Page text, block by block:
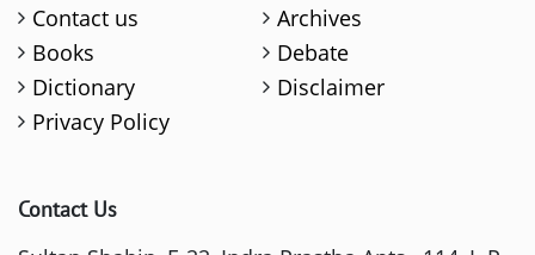
Contact us
Archives
Books
Debate
Dictionary
Disclaimer
Privacy Policy
Contact Us